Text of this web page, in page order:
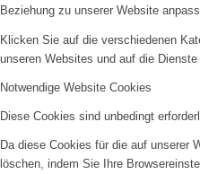
Beziehung zu unserer Website
Klicken Sie auf die verschiedenen
unseren Websites und auf die
Notwendige Website Cookies
Diese Cookies sind unbedingt
Da diese Cookies für die auf unserer
löschen, indem Sie Ihre